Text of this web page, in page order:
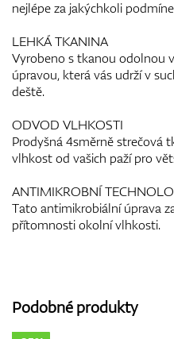
nejlépe za jakýchkoli
LEHKÁ TKANINA
Vyrobeno s tkanou odolnou
úpravou, která vás udrží v
deště.
ODVOD VLHKOSTI
Prodyšná 4směrně strečová
vlhkost od vašich paží pro
ANTIMIKROBNÍ
Tato antimikrobiální úprava
přítomnosti okolní vlhkosti.
Podobné produkty